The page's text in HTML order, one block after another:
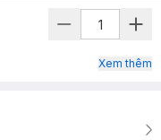
Xem thêm